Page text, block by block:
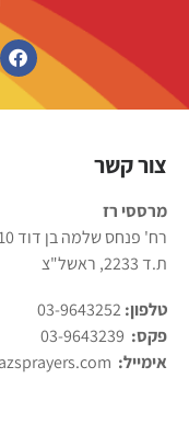
צור קשר
מרססי רז
רח' פנחס שלמה בן דוד 10
ת.ד 2233, ראשל"צ
טלפון:03-9643252
פקס:
אימייל: